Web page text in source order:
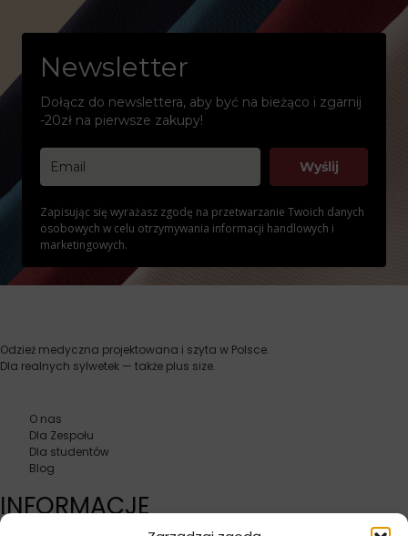
Newsletter
Dołącz do newslettera, aby być na bieżąco i zgarnij
-20zł na pierwsze zakupy!
Wyślij
Zapisując się wyrażasz zgodę na przetwarzanie Twoich danych
osobowych w celu otrzymywania informacji handlowych i
marketingowych.
Odzież medyczna projektowana i szyta w Polsce.
Dla realnych sylwetek — także plus size.
O nas
Dla Zespołu
Dla studentów
Blog
INFORMACJE